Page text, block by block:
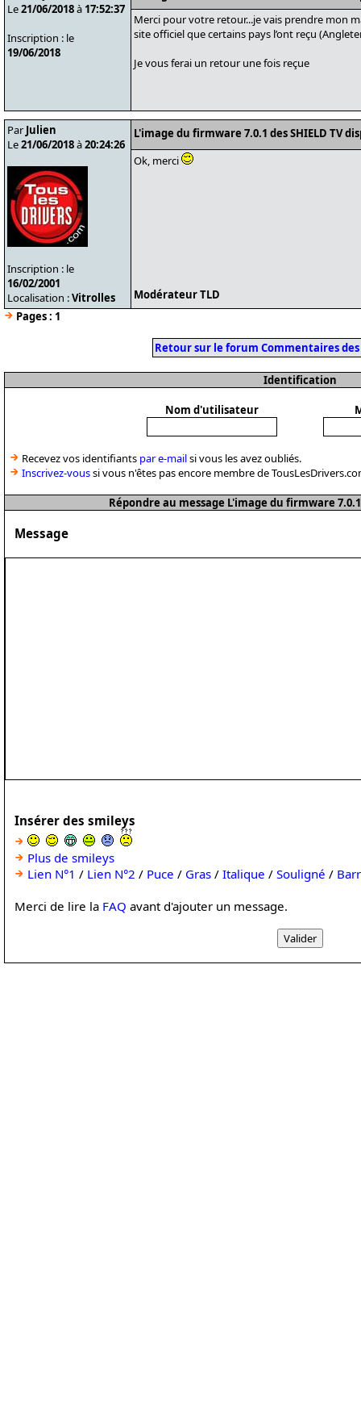
Le21/06/2018à 17:52:37
Inscription : le
19/06/2018
Merci pour votre retour...je vais prendre mon
site officiel que certains pays l’ont reçu
Je vous ferai un retour une fois reçue
Par Julien
Le21/06/2018à20:24:26
Inscription : le
16/02/2001
Localisation :Vitrolles
L'image du firmware 7.0.1 des SHIELD TV
Ok, merci
Modérateur TLD
Pages : 1
Retour sur le forum Commentaires
Identification
Nom d'utilisateur
Recevez vos identifiants par e-mailsi vous les avez oubliés.
Inscrivez-voussi vous n'êtes pas encore membre de
Répondre au message L'image du firmware
Message
Insérer des smileys
Plus de smileys
Lien N°1 / Lien N°2 / Puce / Gras / Italique / Souligné /
Merci de lire la FAQ avant d'ajouter un message.